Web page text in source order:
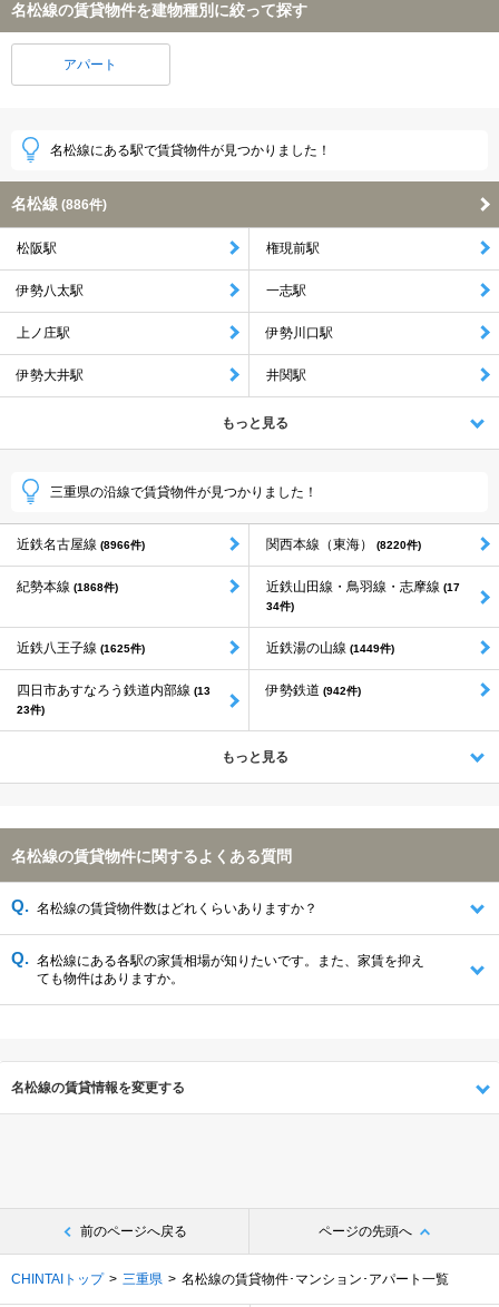
名松線の賃貸物件を建物種別に絞って探す
アパート
名松線にある駅で賃貸物件が見つかりました！
名松線 (886件)
松阪駅 権現前駅
伊勢八太駅 一志駅
上ノ庄駅 伊勢川口駅
伊勢大井駅 井関駅
もっと見る
三重県の沿線で賃貸物件が見つかりました！
近鉄名古屋線 (8966件) 関西本線（東海） (8220件)
紀勢本線 (1868件) 近鉄山田線・鳥羽線・志摩線 (17
34件)
近鉄八王子線 (1625件) 近鉄湯の山線 (1449件)
四日市あすなろう鉄道内部線 (13
23件)
伊勢鉄道 (942件)
もっと見る
名松線の賃貸物件に関するよくある質問
名松線の賃貸物件数はどれくらいありますか？
名松線にある各駅の家賃相場が知りたいです。また、家賃を抑え
ても物件はありますか。
名松線の賃貸情報を変更する
前のページへ戻る ページの先頭へ
CHINTAIトップ 三重県 名松線の賃貸物件･マンション･アパート一覧